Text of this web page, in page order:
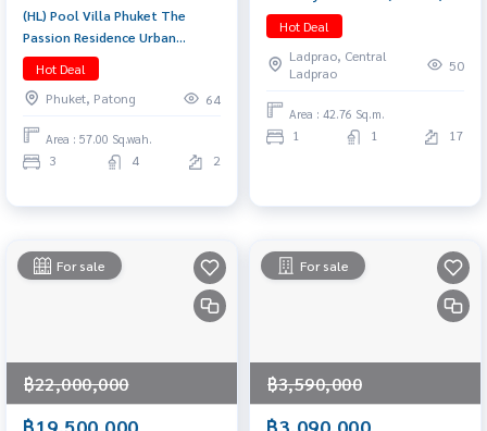
(HL) Pool Villa Phuket The
Passion Residence Urban
@Chalong
Hot Deal
Phuket, Patong
64
Area : 57.00 Sq.wah.
3 4 2
ทำเลใจกลางพหลโยธิน–ลาดพร้าว
ใกล้ BTS + ห้างใหญ่ครบ เดินทาง
สะดวก เหมาะทั้งอยู่อาศัยเอง และ
ลงทุนปล่อยเช่า Yield ดีมาก!
Hot Deal
Ladprao, Central
Ladprao
50
Area : 42.76 Sq.m.
1 1 17
For sale
฿22,000,000
For sale
฿3,590,000